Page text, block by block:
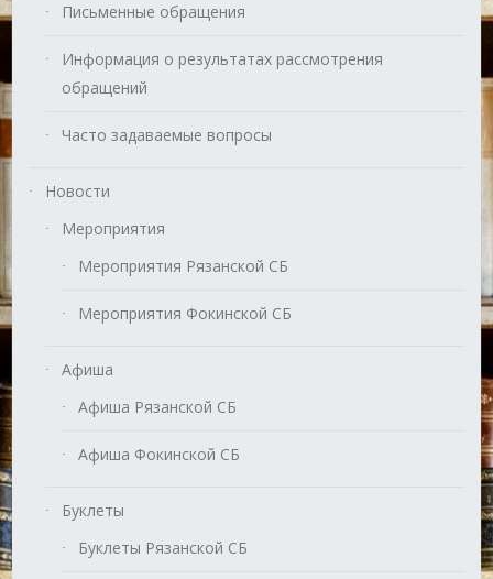
Письменные обращения
Информация о результатах рассмотрения
обращений
Часто задаваемые вопросы
Новости
Мероприятия
Мероприятия Рязанской СБ
Мероприятия Фокинской СБ
Афиша
Афиша Рязанской СБ
Афиша Фокинской СБ
Буклеты
Буклеты Рязанской СБ